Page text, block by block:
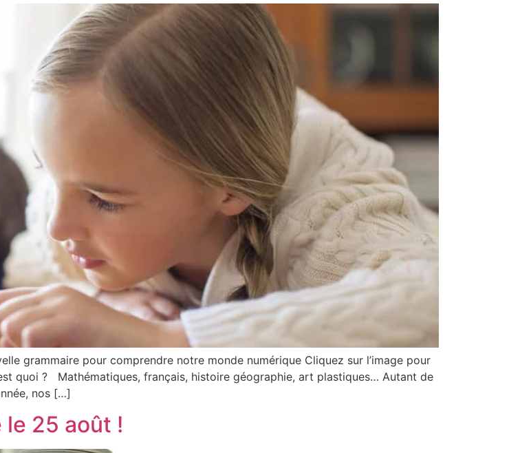
grammaire pour comprendre notre monde numérique Cliquez sur l’image pour
quoi ? Mathématiques, français, histoire géographie, art plastiques… Autant de
nos […]
25 août !